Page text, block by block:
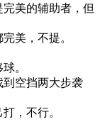
美的辅助者，但
美，不提。
。
空挡两大步袭
，不行。